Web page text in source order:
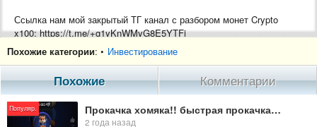
Ссылка нам мой закрытый ТГ канал с разбором монет Crypto
x100: https://t.me/+g1yKnWMyG8E5YTFi
Ссылка на хомяка: https://t.me/hamster_koMbat_bot/start?
Криптовалюта для начинающих
Снимаю видео на тему криптовалюты: "Как купить криптовалюту?
Похожие категории: • Инвестирование
Похожие Комментарии
Популяр. Прокачка хомяка!! быстрая прокачка хомяка! Топ карты для прокачки хомяка!
2 года назад